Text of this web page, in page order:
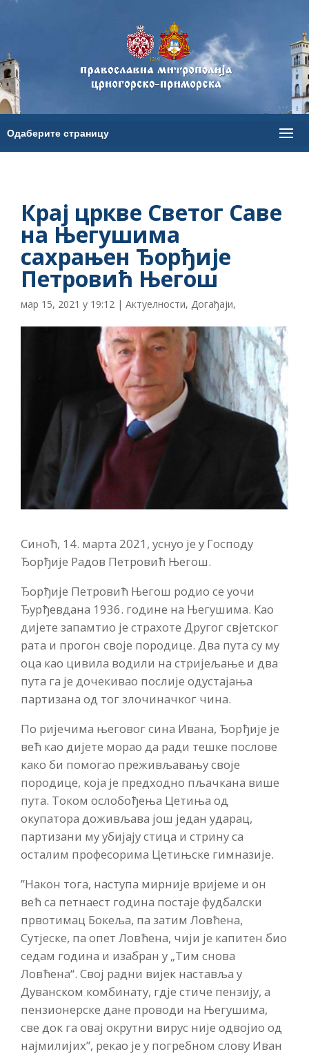
Крај цркве Светог Саве
на Његушима
сахрањен Ђорђије
Петровић Његош
мар 15, 2021 у 19:12 | Актуелности, Догађаји,
Синоћ, 14. марта 2021, уснуо је у Господу
Ђорђије Радов Петровић Његош.
Ђорђије Петровић Његош родио се уочи
Ђурђевдана 1936. године на Његушима. Као
дијете запамтио је страхоте Другог свјетског
рата и прогон своје породице. Два пута су му
оца као цивила водили на стријељање и два
пута га је дочекивао послије одустајања
партизана од тог злочиначког чина.
По ријечима његовог сина Ивана, Ђорђије је
већ као дијете морао да ради тешке послове
како би помогао преживљавању своје
породице, која је предходно пљачкана више
пута. Током ослобођења Цетиња од
окупатора доживљава још један ударац,
партизани му убијају стица и стрину са
осталим професорима Цетињске гимназије.
”Након тога, наступа мирније вријеме и он
већ са петнаест година постаје фудбалски
првотимац Бокеља, па затим Ловћена,
Сутјеске, па опет Ловћена, чији је капитен био
седам година и изабран у „Тим снова
Ловћена“. Свој радни вијек наставља у
Дуванском комбинату, гдје стиче пензију, а
пензионерске дане проводи на Његушима,
све док га овај окрутни вирус није одвојио од
најмилијих”, рекао је у погребном слову Иван